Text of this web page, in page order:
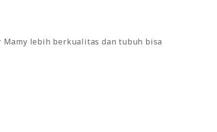
lebih berkualitas dan tubuh bisa